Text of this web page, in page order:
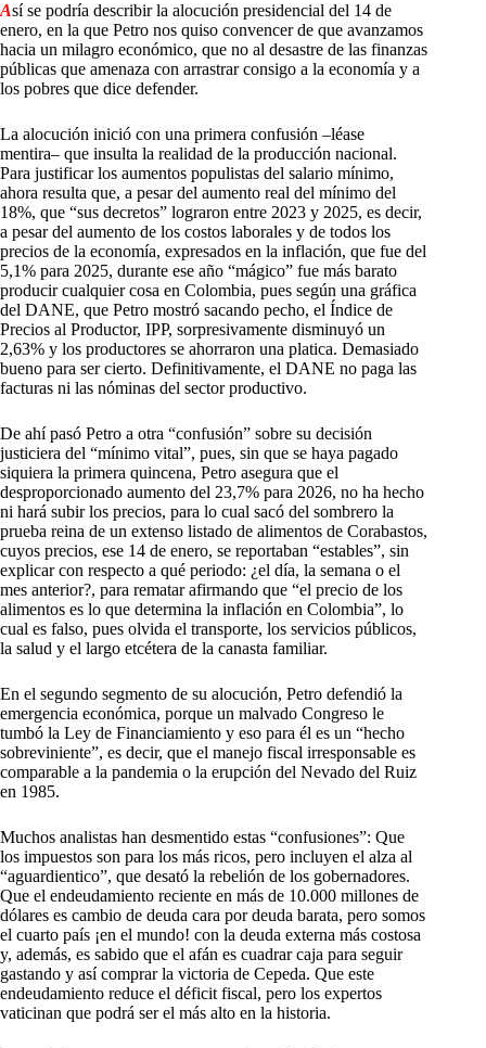
Así se podría describir la alocución presidencial del 14 de
enero, en la que Petro nos quiso convencer de que avanzamos
hacia un milagro económico, que no al desastre de las finanzas
públicas que amenaza con arrastrar consigo a la economía y a
los pobres que dice defender.
La alocución inició con una primera confusión –léase
mentira– que insulta la realidad de la producción nacional.
Para justificar los aumentos populistas del salario mínimo,
ahora resulta que, a pesar del aumento real del mínimo del
18%, que “sus decretos” lograron entre 2023 y 2025, es decir,
a pesar del aumento de los costos laborales y de todos los
precios de la economía, expresados en la inflación, que fue del
5,1% para 2025, durante ese año “mágico” fue más barato
producir cualquier cosa en Colombia, pues según una gráfica
del DANE, que Petro mostró sacando pecho, el Índice de
Precios al Productor, IPP, sorpresivamente disminuyó un
2,63% y los productores se ahorraron una platica. Demasiado
bueno para ser cierto. Definitivamente, el DANE no paga las
facturas ni las nóminas del sector productivo.
De ahí pasó Petro a otra “confusión” sobre su decisión
justiciera del “mínimo vital”, pues, sin que se haya pagado
siquiera la primera quincena, Petro asegura que el
desproporcionado aumento del 23,7% para 2026, no ha hecho
ni hará subir los precios, para lo cual sacó del sombrero la
prueba reina de un extenso listado de alimentos de Corabastos,
cuyos precios, ese 14 de enero, se reportaban “estables”, sin
explicar con respecto a qué periodo: ¿el día, la semana o el
mes anterior?, para rematar afirmando que “el precio de los
alimentos es lo que determina la inflación en Colombia”, lo
cual es falso, pues olvida el transporte, los servicios públicos,
la salud y el largo etcétera de la canasta familiar.
En el segundo segmento de su alocución, Petro defendió la
emergencia económica, porque un malvado Congreso le
tumbó la Ley de Financiamiento y eso para él es un “hecho
sobreviniente”, es decir, que el manejo fiscal irresponsable es
comparable a la pandemia o la erupción del Nevado del Ruiz
en 1985.
Muchos analistas han desmentido estas “confusiones”: Que
los impuestos son para los más ricos, pero incluyen el alza al
“aguardientico”, que desató la rebelión de los gobernadores.
Que el endeudamiento reciente en más de 10.000 millones de
dólares es cambio de deuda cara por deuda barata, pero somos
el cuarto país ¡en el mundo! con la deuda externa más costosa
y, además, es sabido que el afán es cuadrar caja para seguir
gastando y así comprar la victoria de Cepeda. Que este
endeudamiento reduce el déficit fiscal, pero los expertos
vaticinan que podrá ser el más alto en la historia.